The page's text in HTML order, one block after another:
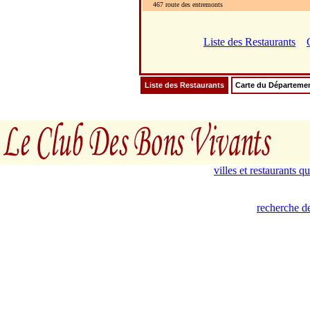
467 route des entremonts
Liste des Restaurants
Liste des Restaurants Carte du
villes et restaurants
recherche